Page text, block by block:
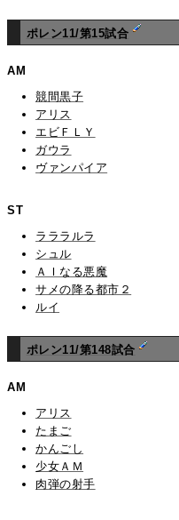
ポレン11/第15試合
AM
競間黒子
アリス
エビＦＬＹ
ガウラ
ヴァンパイア
ST
ラララルラ
シュル
ＡＩなる悪魔
サメの降る都市２
ルイ
ポレン11/第148試合
AM
アリス
たまご
かんごし
少女ＡＭ
肉弾の射手